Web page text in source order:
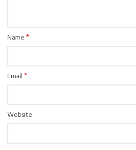
Name*
Email*
Website